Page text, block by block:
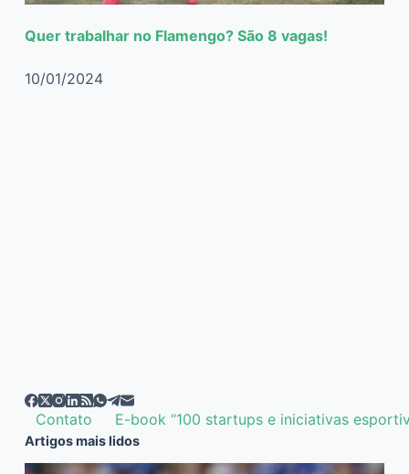
Quer trabalhar no Flamengo? São 8 vagas!
10/01/2024
Contato E-book “100 startups e iniciativas
Artigos mais lidos